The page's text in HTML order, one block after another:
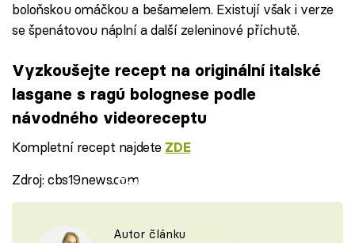
boloňskou omáčkou a bešamelem. Existují však i verze
se špenátovou náplní a další zeleninové příchutě.
Vyzkoušejte recept na originální italské
lasgane s ragú bolognese podle
návodného videoreceptu
Kompletní recept najdete ZDE
Failed to fetch
Zdroj: cbs19news.com
Autor článku